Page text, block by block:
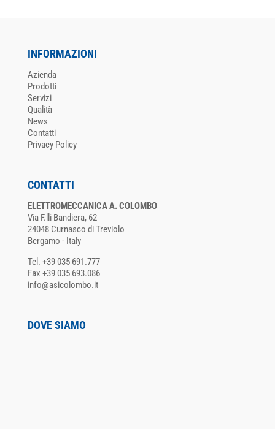
INFORMAZIONI
Azienda
Prodotti
Servizi
Qualità
News
Contatti
Privacy Policy
CONTATTI
ELETTROMECCANICA A. COLOMBO
Via F.lli Bandiera, 62
24048 Curnasco di Treviolo
Bergamo - Italy
Tel. +39 035 691.777
Fax +39 035 693.086
info@asicolombo.it
DOVE SIAMO